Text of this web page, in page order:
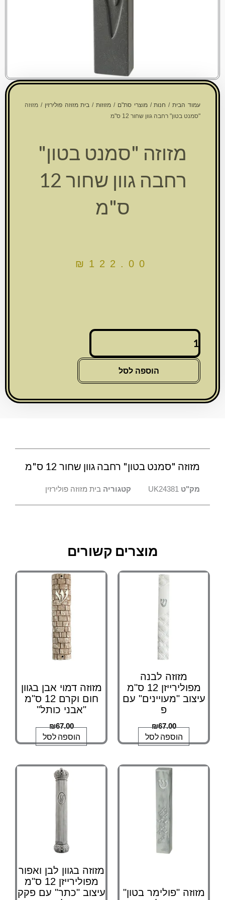
עמוד הבית/ חנות/מוצרי סת"ם / מזוזות/ בית מזוזה פולירזין / מזוזה
"סמנט בטון" רחבה גוון שחור 12 ס"מ
מזוזה "סמנט בטון"
רחבה גוון שחור 12
ס"מ
₪ 122.00
כמות
של
מזוזה
בטון"
גוון
הוספה לסל
מזוזה "סמנט בטון" רחבה גוון שחור 12 ס"מ
מק"ט UK24381 קטגוריה בית מזוזה פולירזין
מוצרים קשורים
מזוזה לבנה
מפולירייזן 12 ס"מ
עיצוב "מעויינים" עם
פ
₪67.00
הוספה לסל
מזוזה דמוי אבן בגוון
חום וקרם 12 ס"מ
"אבני כותל"
₪67.00
הוספה לסל
מזוזה "פולימר בטון"
מזוזה בגוון לבן ואפור
מפולירייזן 12 ס"מ
עיצוב "כתר" עם פקק